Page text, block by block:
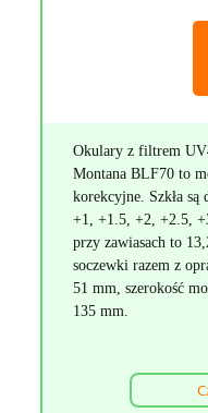
Okulary z filtrem
Montana BLF70 to
korekcyjne. Szkła są
+1, +1.5, +2, +2.5,
przy zawiasach to
soczewki razem z
51 mm, szerokość
135 mm.